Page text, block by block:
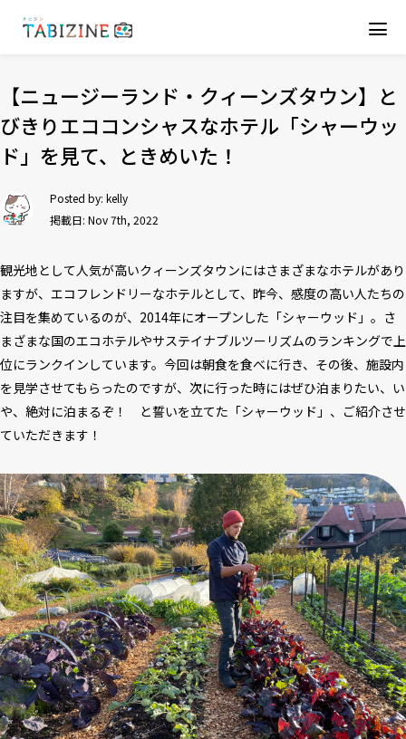
【ニュージーランド・クィーンズタウン】と
びきりエココンシャスなホテル「シャーウッ
ド」を見て、ときめいた！
Posted by: kelly
掲載日: Nov 7th, 2022
観光地として人気が高いクィーンズタウンにはさまざまなホテルがあり
ますが、エコフレンドリーなホテルとして、昨今、感度の高い人たちの
注目を集めているのが、2014年にオープンした「シャーウッド」。さ
まざまな国のエコホテルやサステイナブルツーリズムのランキングで上
位にランクインしています。今回は朝食を食べに行き、その後、施設内
を見学させてもらったのですが、次に行った時にはぜひ泊まりたい、い
や、絶対に泊まるぞ！ と誓いを立てた「シャーウッド」、ご紹介させ
ていただきます！